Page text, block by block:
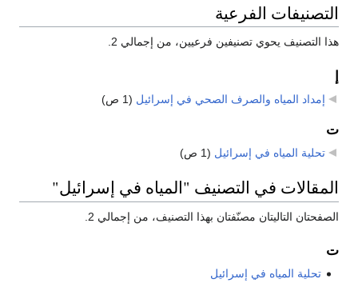
التصنيفات الفرعية
هذا التصنيف يحوي تصنيفين فرعيين، من إجمالي 2.
إمداد المياه والصرف الصحي في إسرائيل (1 ص)
ت
تحلية المياه في إسرائيل (1 ص)
المقالات في التصنيف "المياه في إسرائيل"
الصفحتان التاليتان مصنّفتان بهذا التصنيف، من إجمالي 2.
ت
تحلية المياه في إسرائيل